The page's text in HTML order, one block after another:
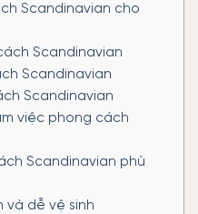
Scandinavian cho
Scandinavian
Scandinavian
Scandinavian
việc phong cách
Scandinavian phù
và dễ vệ sinh